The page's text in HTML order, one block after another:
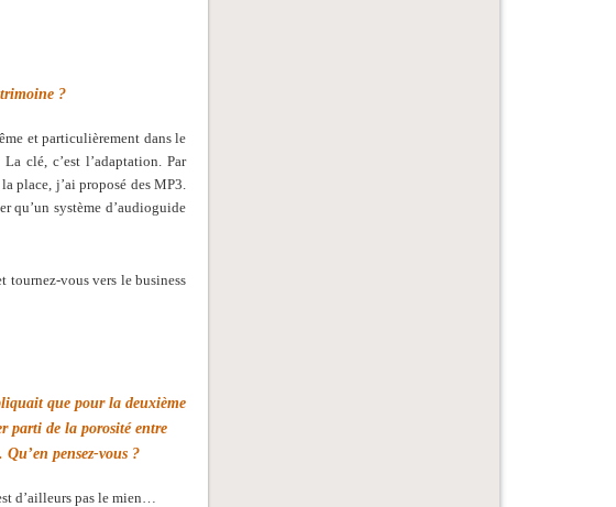
?
et particulièrement dans le
clé, c’est l’adaptation. Par
place, j’ai proposé des MP3.
qu’un système d’audioguide
tournez-vous vers le business
que pour la deuxième
parti de la porosité entre
pensez-vous ?
d’ailleurs pas le mien…